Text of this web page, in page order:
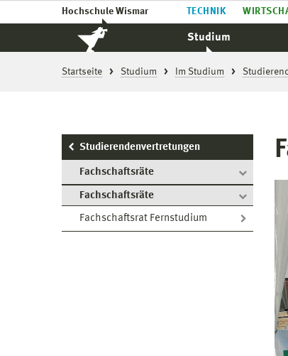
Hochschule Wismar TECHNIK
Studium
Startseite Studium Im Studium
Studierendenvertretungen
Fachschaftsräte
Fachschaftsräte
Fachschaftsrat Fernstudium